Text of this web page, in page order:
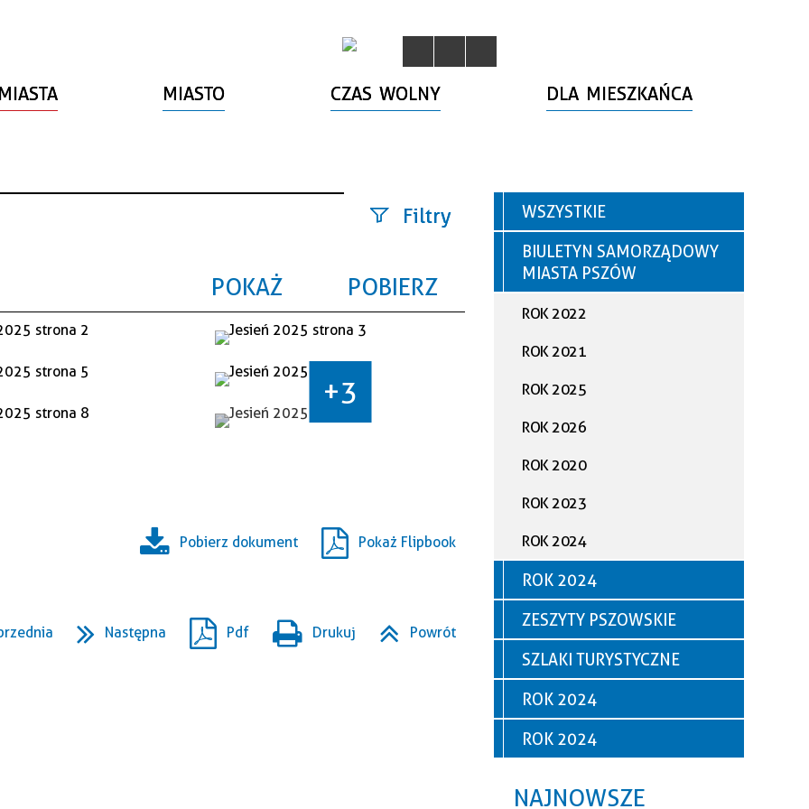
MIASTO CZAS WOLNY DLA MIESZKAŃCA
Filtry
fraza
Kategoria
Data
POKAŻ POBIERZ
+3
Pobierz dokument Pokaż Flipbook
Następna Pdf Drukuj Powrót
WSZYSTKIE
BIULETYN SAMORZĄDOWY
MIASTA PSZÓW
ROK 2022
ROK 2021
ROK 2025
ROK 2026
ROK 2020
ROK 2023
ROK 2024
ROK 2024
ZESZYTY PSZOWSKIE
SZLAKI TURYSTYCZNE
ROK 2024
ROK 2024
NAJNOWSZE